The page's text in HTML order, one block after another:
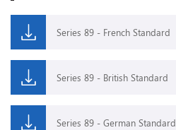
Series 89 - French Standard
Series 89 - British Standard
Series 89 - German Standard